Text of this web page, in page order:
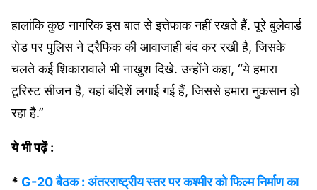
हालांकि कुछ नागरिक इस बात से इत्तेफाक नहीं रखते हैं. पूरे बुलेवार्ड
रोड पर पुलिस ने ट्रैफिक की आवाजाही बंद कर रखी है, जिसके
चलते कई शिकारावाले भी नाखुश दिखे. उन्‍होंने कहा, “ये हमारा
टूरिस्ट सीजन है, यहां बंदिशें लगाई गई हैं, जिससे हमारा नुकसान हो
रहा है.”
ये भी पढ़ें :
* G-20 बैठक : अंतरराष्‍ट्रीय स्‍तर पर कश्‍मीर को फिल्‍म निर्माण का